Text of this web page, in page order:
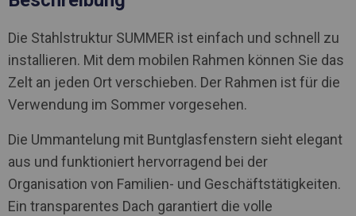
Die Stahlstruktur SUMMER ist einfach und schnell zu
installieren. Mit dem mobilen Rahmen können Sie das
Zelt an jeden Ort verschieben. Der Rahmen ist für die
Verwendung im Sommer vorgesehen.
Die Ummantelung mit Buntglasfenstern sieht elegant
aus und funktioniert hervorragend bei der
Organisation von Familien- und Geschäftstätigkeiten.
Ein transparentes Dach garantiert die volle